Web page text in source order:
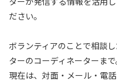
ださい。
ボランティアのことで相談
ターのコーディネーターまで
現在は、対面・メール・電